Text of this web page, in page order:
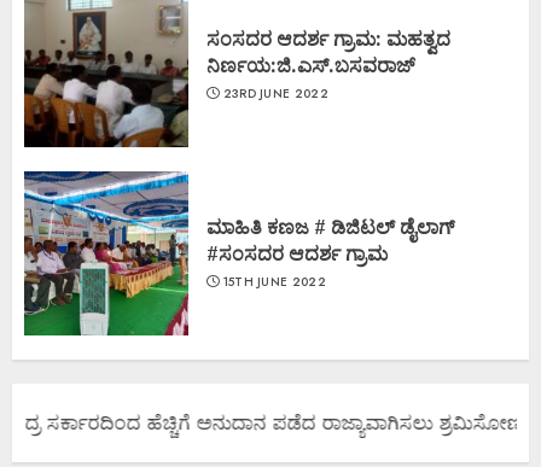
ಸಂಸದರ ಆದರ್ಶ ಗ್ರಾಮ: ಮಹತ್ವದ
ನಿರ್ಣಯ:ಜಿ.ಎಸ್.ಬಸವರಾಜ್
23RD JUNE 2022
ಮಾಹಿತಿ ಕಣಜ # ಡಿಜಿಟಲ್ ಡೈಲಾಗ್
#ಸಂಸದರ ಆದರ್ಶ ಗ್ರಾಮ
15TH JUNE 2022
ಸರ್ಕಾರದಿಂದ ಹೆಚ್ಚಿಗೆ ಅನುದಾನ ಪಡೆದ ರಾಜ್ಯಾವಾಗಿಸಲು ಶ್ರಮಿಸೋಣ